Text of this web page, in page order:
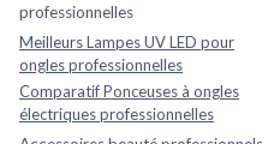
professionnelles
Meilleurs Lampes UV LED pour
ongles professionnelles
Comparatif Ponceuses à ongles
électriques professionnelles